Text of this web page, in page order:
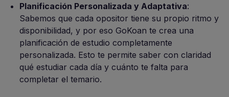
Planificación Personalizada y Adaptativa:
Sabemos que cada opositor tiene su propio ritmo y
disponibilidad, y por eso GoKoan te crea una
planificación de estudio completamente
personalizada. Esto te permite saber con claridad
qué estudiar cada día y cuánto te falta para
completar el temario.